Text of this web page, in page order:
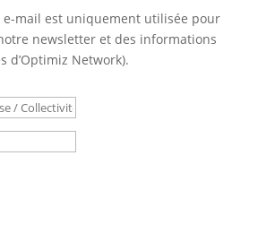
e-mail est uniquement utilisée pour
newsletter et des informations
d’Optimiz Network).